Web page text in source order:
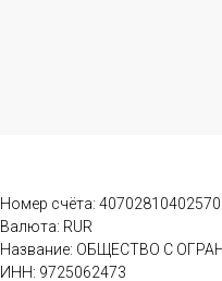
Номер счёта:
Валюта: RUR
Название: ОБЩЕСТВО С
ИНН: 9725062473